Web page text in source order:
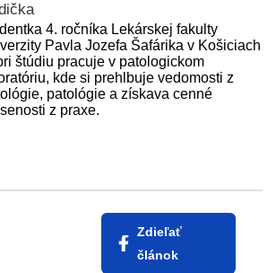
4. ročníka Lekárskej fakulty
Pavla Jozefa Šafárika v Košiciach
štúdiu pracuje v patologickom
kde si prehlbuje vedomosti z
patológie a získava cenné
z praxe.
Zdieľať
článok